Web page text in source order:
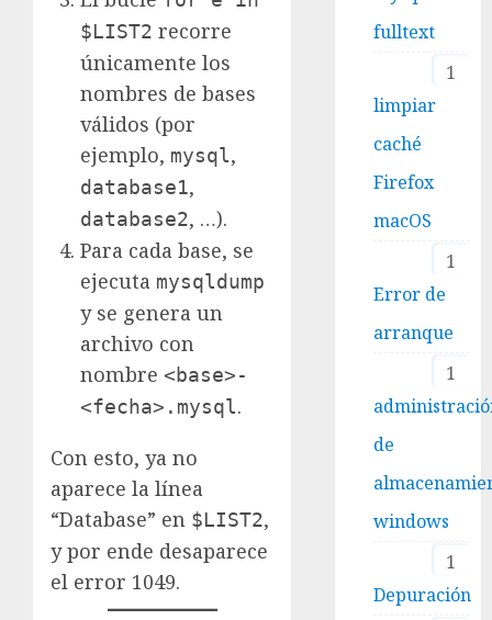
$LIST2 recorre
únicamente los
nombres de bases
válidos (por
ejemplo, mysql,
database1,
database2, …).
Para cada base, se
ejecuta mysqldump
y se genera un
archivo con
nombre <base>-
<fecha>.mysql.
Con esto, ya no
aparece la línea
“Database” en $LIST2,
y por ende desaparece
el error 1049.
fulltext
1
limpiar
caché
Firefox
macOS
1
Error de
arranque
1
de
windows
1
Depuración